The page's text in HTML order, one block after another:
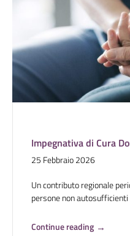
Impegnativa di Cura
25 Febbraio 2026
Un contributo regionale
persone non
Continue reading →